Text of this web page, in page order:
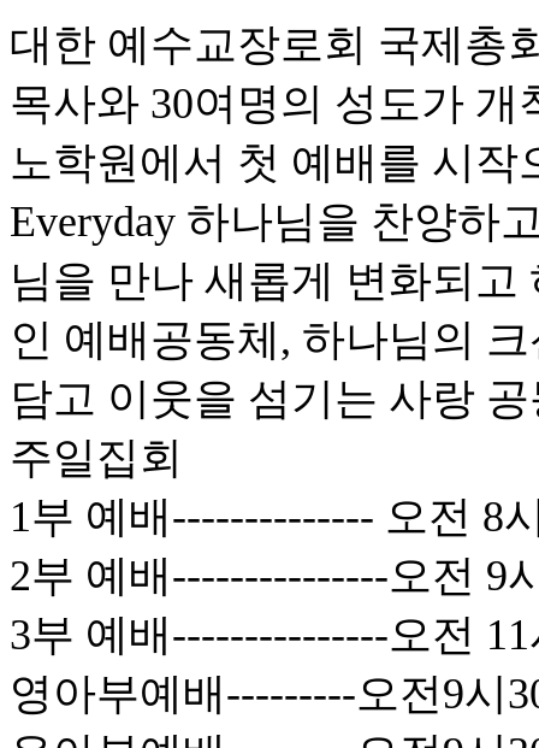
대한 예수교장로회 국제총
목사와 30여명의 성도가
노학원에서 첫 예배를 시작
Everyday 하나님을 찬양하
님을 만나 새롭게 변화되
인 예배공동체, 하나님의
담고 이웃을 섬기는 사랑
주일집회
1부 예배-------------- 오전 8
2부 예배---------------오전 9
3부 예배---------------오전
영아부예배---------오전9시